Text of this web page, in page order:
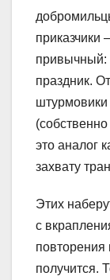
приказчики
привычный:
праздник.
штурмовики
это аналог
захвату
Этих
с
повторения
получится.